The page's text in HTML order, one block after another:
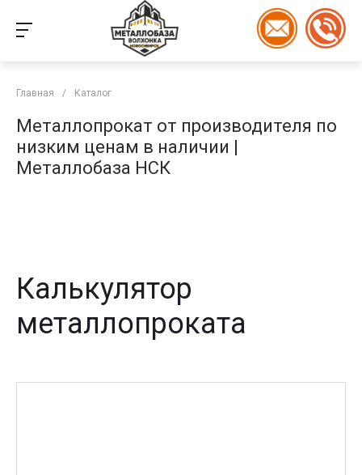
Главная / Каталог
Металлопрокат от производителя по
низким ценам в наличии |
Металлобаза НСК
Калькулятор
металлопроката